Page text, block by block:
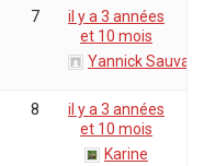
7
il y a 3 années
et 10 mois
Yannick
8
il y a 3 années
et 10 mois
Karine